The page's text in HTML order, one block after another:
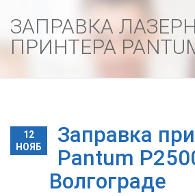
ЗАПРАВКА
ПРИНТЕРА
12
НОЯБ
Заправка
Pantum
Волгограде